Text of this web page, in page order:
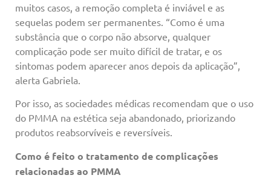
muitos casos, a remoção completa é inviável e as
sequelas podem ser permanentes. “Como é uma
substância que o corpo não absorve, qualquer
complicação pode ser muito difícil de tratar, e os
sintomas podem aparecer anos depois da aplicação”,
alerta Gabriela.
Por isso, as sociedades médicas recomendam que o uso
do PMMA na estética seja abandonado, priorizando
produtos reabsorvíveis e reversíveis.
Como é feito o tratamento de complicações
relacionadas ao PMMA